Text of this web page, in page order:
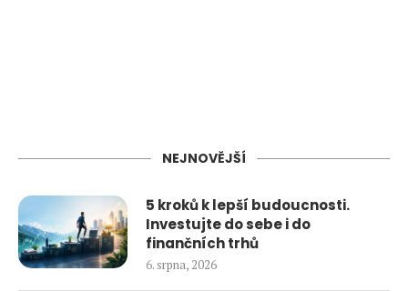
NEJNOVĚJŠÍ
5 kroků k lepší budoucnosti.
Investujte do sebe i do
finančních trhů
6. srpna, 2026